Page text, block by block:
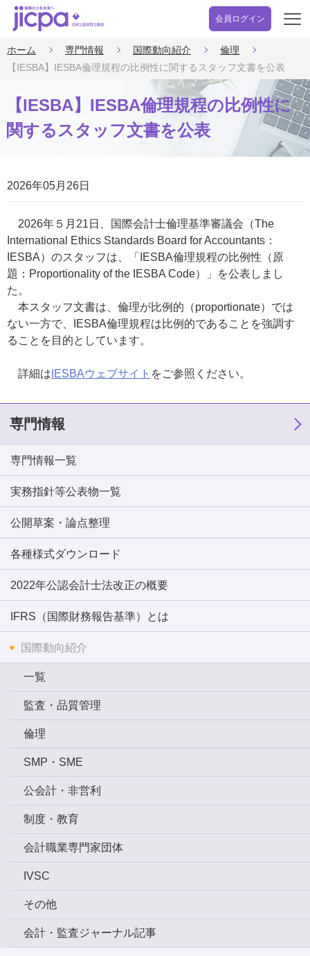
会員ログイン
開
ホーム 専門情報 国際動向紹介
倫理
【IESBA】IESBA倫理規程の比例性に関するスタッフ文書を公表
【IESBA】IESBA倫理規程の比例性に
関するスタッフ文書を公表
2026年05月26日
2026年５月21日、国際会計士倫理基準審議会（The
International Ethics Standards Board for Accountants：
IESBA）のスタッフは、「IESBA倫理規程の比例性（原
題：Proportionality of the IESBA Code）」を公表しまし
た。
本スタッフ文書は、倫理が比例的（proportionate）では
ない一方で、IESBA倫理規程は比例的であることを強調す
ることを目的としています。
詳細は IESBAウェブサイト をご参照ください。
専門情報
専門情報一覧
実務指針等公表物一覧
公開草案・論点整理
各種様式ダウンロード
2022年公認会計士法改正の概要
IFRS（国際財務報告基準）とは
国際動向紹介
一覧
監査・品質管理
倫理
SMP・SME
公会計・非営利
制度・教育
会計職業専門家団体
IVSC
その他
会計・監査ジャーナル記事